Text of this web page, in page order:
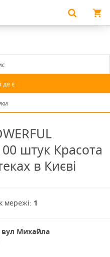
де є
штук Красота
в Києві
мережі: 1
вул Михайла